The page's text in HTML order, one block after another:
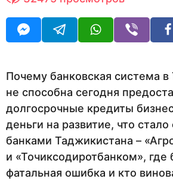
Y
O
R
е
н
д
Почему банковская система
не способна сегодня
долгосрочные кредиты
деньги на развитие, что
банками Таджикистана –
и «Точиксодиротбанком»,
фатальная ошибка и кто